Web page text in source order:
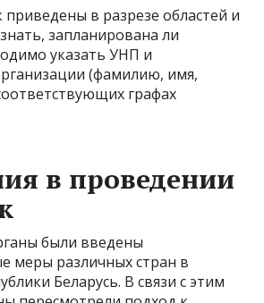
в разрезе областей и
запланирована ли
указать УНП и
(фамилию, имя,
графах
в проведении
были введены
меры различных стран в
Беларусь. В связи с этим